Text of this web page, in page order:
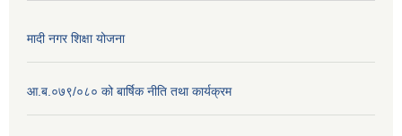
मादी नगर शिक्षा योजना
आ.ब.०७९/०८० को बार्षिक नीति तथा कार्यक्रम